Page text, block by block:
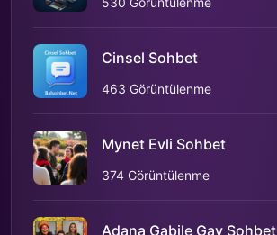
Cinsel Sohbet
463 Görüntülenme
Mynet Evli Sohbet
374 Görüntülenme
Adana Gabile Gay Sohbet